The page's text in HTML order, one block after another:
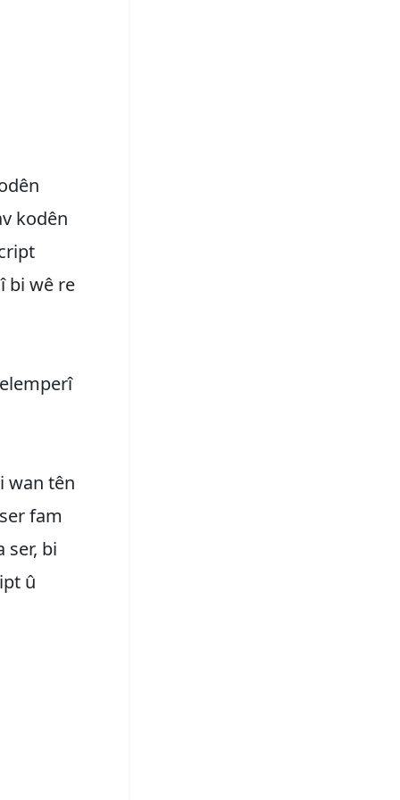
kodên
bi wê re
wan tên
fam
ser, bi
û